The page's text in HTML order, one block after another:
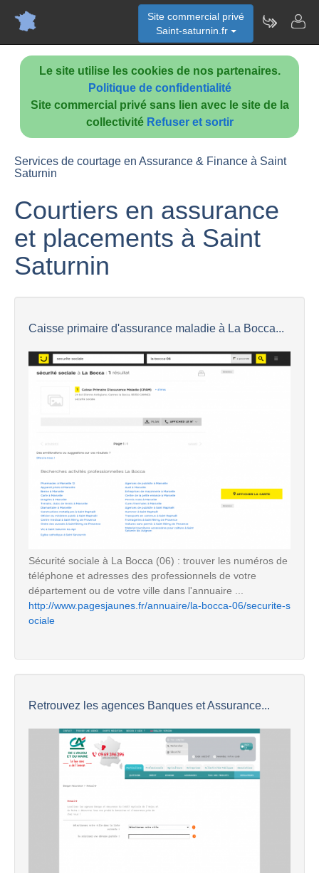
Le site utilise les cookies de nos partenaires.
Politique de confidentialité
Site commercial privé sans lien avec le site de la
collectivité Refuser et sortir
Site commercial privé
Saint-saturnin.fr
Services de courtage en Assurance & Finance à Saint
Saturnin
Courtiers en assurance
et placements à Saint
Saturnin
Caisse primaire d'assurance maladie à La Bocca...
Sécurité sociale à La Bocca (06) : trouver les numéros de
téléphone et adresses des professionnels de votre
département ou de votre ville dans l'annuaire ...
http://www.pagesjaunes.fr/annuaire/la-bocca-06/securite-s
ociale
Retrouvez les agences Banques et Assurance...